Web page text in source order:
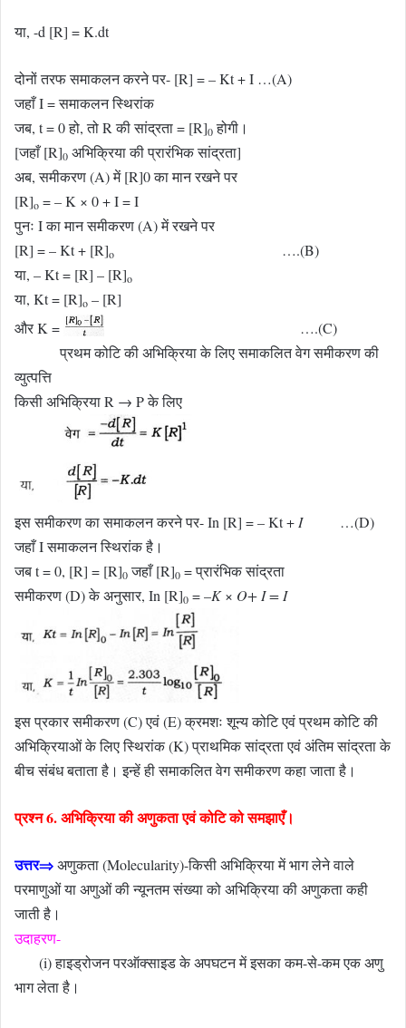
या, -d [R] = K.dt
दोनों तरफ समाकलन करने पर- [R] = – Kt + I …(A)
जहाँ I = समाकलन स्थिरांक
जब, t = 0 हो, तो R की सांद्रता = [R]0होगी।
[जहाँ [R]0 अभिक्रिया की प्रारंभिक सांद्रता]
अब, समीकरण (A) में [R]0 का मान रखने पर
[R]o = – K × 0 + I = I
पुनः I का मान समीकरण (A) में रखने पर
[R] = – Kt + [R]o
….(B)
या, – Kt = [R] – [R]o
या, Kt = [R]o – [R]
और K =
….(C)
प्रथम कोटि की अभिक्रिया के लिए समाकलित वेग समीकरण की
व्युत्पत्ति
किसी अभिक्रिया R → P के लिए
इस समीकरण का समाकलन करने पर- In [R] = – Kt + I…(D)
जहाँ I समाकलन स्थिरांक है।
जब t = 0, [R] = [R]0जहाँ [R]0 = प्रारंभिक सांद्रता
समीकरण (D) के अनुसार, In [R]0 = –K× O+ I = I
इस प्रकार समीकरण (C) एवं (E) क्रमशः शून्य कोटि एवं प्रथम कोटि की
अभिक्रियाओं के लिए स्थिरांक (K) प्राथमिक सांद्रता एवं अंतिम सांद्रता के
बीच संबंध बताता है। इन्हें ही समाकलित वेग समीकरण कहा जाता है।
प्रश्न 6. अभिक्रिया की अणुकता एवं कोटि को समझाएँ।
उत्तर⇒अणुकता (Molecularity)-किसी अभिक्रिया में भाग लेने वाले
परमाणुओं या अणुओं की न्यूनतम संख्या को अभिक्रिया की अणुकता कही
जाती है।
उदाहरण-
(i) हाइड्रोजन परऑक्साइड के अपघटन में इसका कम-से-कम एक अणु
भाग लेता है।